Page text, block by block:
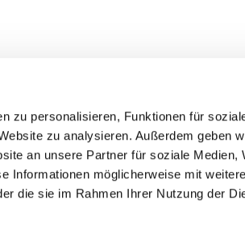
zu personalisieren, Funktionen für
zu analysieren. Außerdem geben
an unsere Partner für soziale Medien,
Informationen möglicherweise mit
die sie im Rahmen Ihrer Nutzung der
Stralsund/Rügen/Demmin •
Hinweisgebersystem